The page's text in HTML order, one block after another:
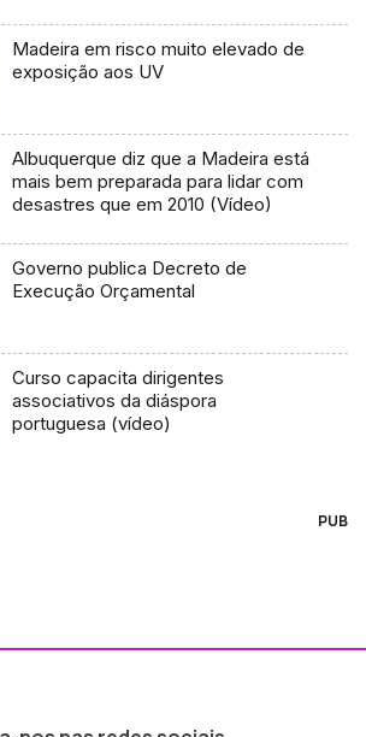
Madeira em risco muito elevado de
exposição aos UV
Albuquerque diz que a Madeira está
mais bem preparada para lidar com
desastres que em 2010 (Vídeo)
Governo publica Decreto de
Execução Orçamental
Curso capacita dirigentes
associativos da diáspora
portuguesa (vídeo)
PUB